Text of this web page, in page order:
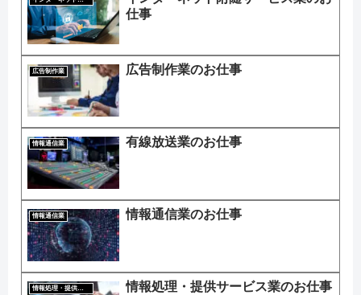
仕事
広告制作業 広告制作業のお仕事
情報通信業 有線放送業のお仕事
情報通信業 情報通信業のお仕事
情報処理・提供サービス業 情報処理・提供サービス業のお仕事